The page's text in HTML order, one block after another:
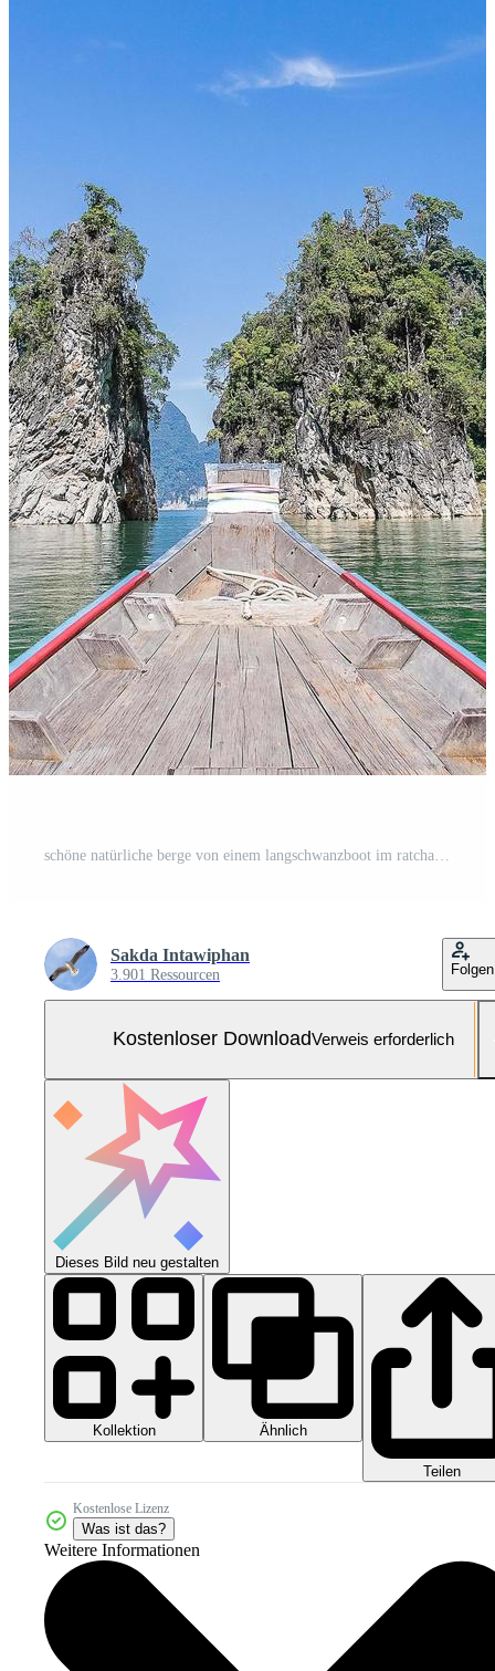
Sakda Intawiphan
3.901 Ressourcen Folgen
Kostenloser DownloadVerweis erforderlich
Dieses Bild neu gestalten
Kollektion Ähnlich
Teilen
Kostenlose Lizenz
Was ist das?
Weitere Informationen